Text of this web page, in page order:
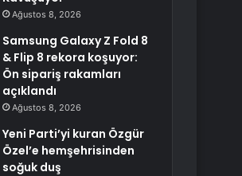
Ağustos 8, 2026
Samsung Galaxy Z Fold 8
& Flip 8 rekora koşuyor:
Ön sipariş rakamları
açıklandı
Ağustos 8, 2026
Yeni Parti’yi kuran Özgür
Özel’e hemşehrisinden
soğuk duş